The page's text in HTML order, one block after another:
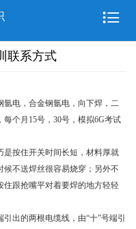

联系方式
氩电，合金钢氩电，向下焊，二
个月15号，30号，模拟6G考试
是按住开关时间长短，材料厚就
不送焊丝很容易烧穿；另外不
住跟抢嘴平对着要焊的地方轻轻
出的两根电缆线，由“十”号端引